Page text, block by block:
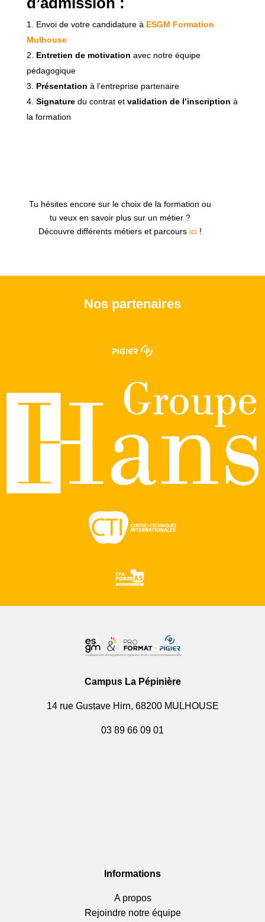
Envoi de votre candidature à ESGM Formation
Mulhouse
Entretien de motivation avec notre équipe
pédagogique
Présentation à l’entreprise partenaire
Signaturedu contrat et validation de l’inscription à
la formation
Tu hésites encore sur le choix de la formation ou
tu veux en savoir plus sur un métier ?
Découvre différents métiers et parcours ici!
Nos partenaires
Campus La Pépinière
14 rue Gustave Hirn, 68200 MULHOUSE
03 89 66 09 01
Informations
A propos
Rejoindre notre équipe